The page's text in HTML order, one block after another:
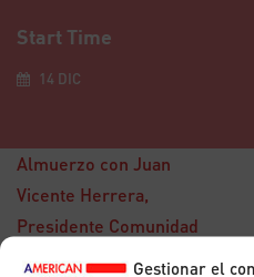
Gestionar el
Start Time
14 DIC
Almuerzo con Juan
Vicente Herrera,
Presidente Comunidad
Autónoma de Castilla y